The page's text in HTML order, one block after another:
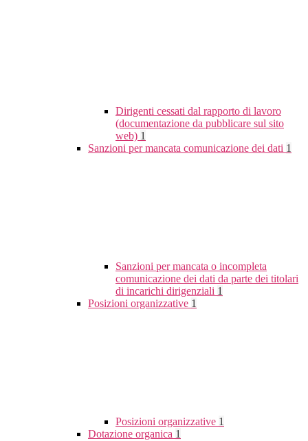
Dirigenti cessati dal rapporto di lavoro
(documentazione da pubblicare sul sito
web) 1
Sanzioni per mancata comunicazione dei dati 1
Sanzioni per mancata o incompleta
comunicazione dei dati da parte dei titolari
di incarichi dirigenziali 1
Posizioni organizzative 1
Posizioni organizzative 1
Dotazione organica 1